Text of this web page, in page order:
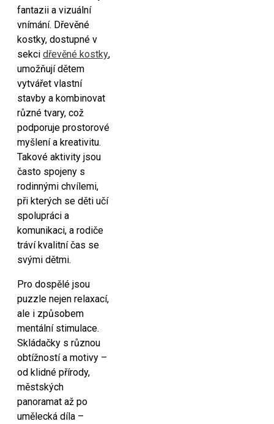
fantazii a vizuální
vnímání. Dřevěné
kostky, dostupné v
sekci dřevěné kostky,
umožňují dětem
vytvářet vlastní
stavby a kombinovat
různé tvary, což
podporuje prostorové
myšlení a kreativitu.
Takové aktivity jsou
často spojeny s
rodinnými chvílemi,
při kterých se děti učí
spolupráci a
komunikaci, a rodiče
tráví kvalitní čas se
svými dětmi.
Pro dospělé jsou
puzzle nejen relaxací,
ale i způsobem
mentální stimulace.
Skládačky s různou
obtížností a motivy –
od klidné přírody,
městských
panoramat až po
umělecká díla –